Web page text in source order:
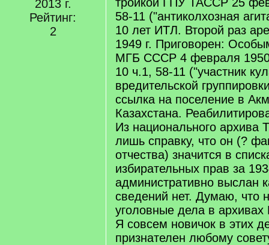
2013 г.
Рейтинг:
2
58-11 ("антиколхозная
10 лет ИТЛ. Второй раз
1949 г. Приговорен:
МГБ СССР 4 февраля 1950
10 ч.1, 58-11 ("участник
вредительской
ссылка на поселение в
Казахстана.
Из национального архива
лишь справку, что он (?
отчества) значится в
избирательных прав за
административно выслан
сведений нет. Думаю, что
уголовные дела в
Я совсем новичок в этих
признателен любому